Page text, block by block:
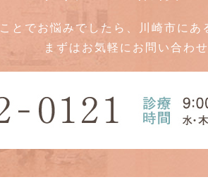
とでお悩みでしたら、川崎市にあ
まずはお気軽にお問い合わ